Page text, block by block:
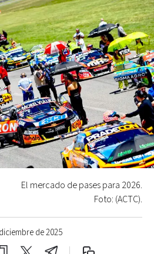
de 2025
El mercado de pases para 2026.
Foto: (ACTC).